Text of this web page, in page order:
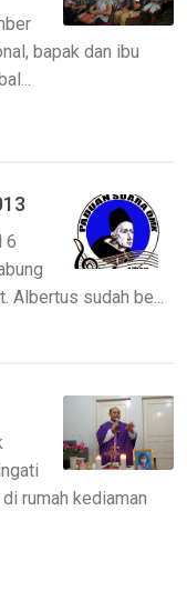
bapak dan ibu
6
Albertus sudah be...
rumah kediaman